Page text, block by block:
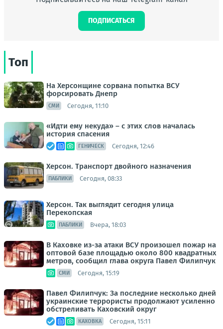
ПОДПИСАТЬСЯ
Топ
На Херсонщине сорвана попытка ВСУ
форсировать Днепр
СМИ Сегодня, 11:10
«Идти ему некуда» – с этих слов началась
история спасения
ГЕНИЧЕСК Сегодня, 12:46
Херсон. Транспорт двойного назначения
ПАБЛИКИ Сегодня, 08:33
Херсон. Так выглядит сегодня улица
Перекопская
ПАБЛИКИ Вчера, 18:03
В Каховке из-за атаки ВСУ произошел пожар на
оптовой базе площадью около 800 квадратных
метров, сообщил глава округа Павел Филипчук
СМИ Сегодня, 15:19
Павел Филипчук: За последние несколько дней
украинские террористы продолжают усиленно
обстреливать Каховский округ
КАХОВКА Сегодня, 15:11